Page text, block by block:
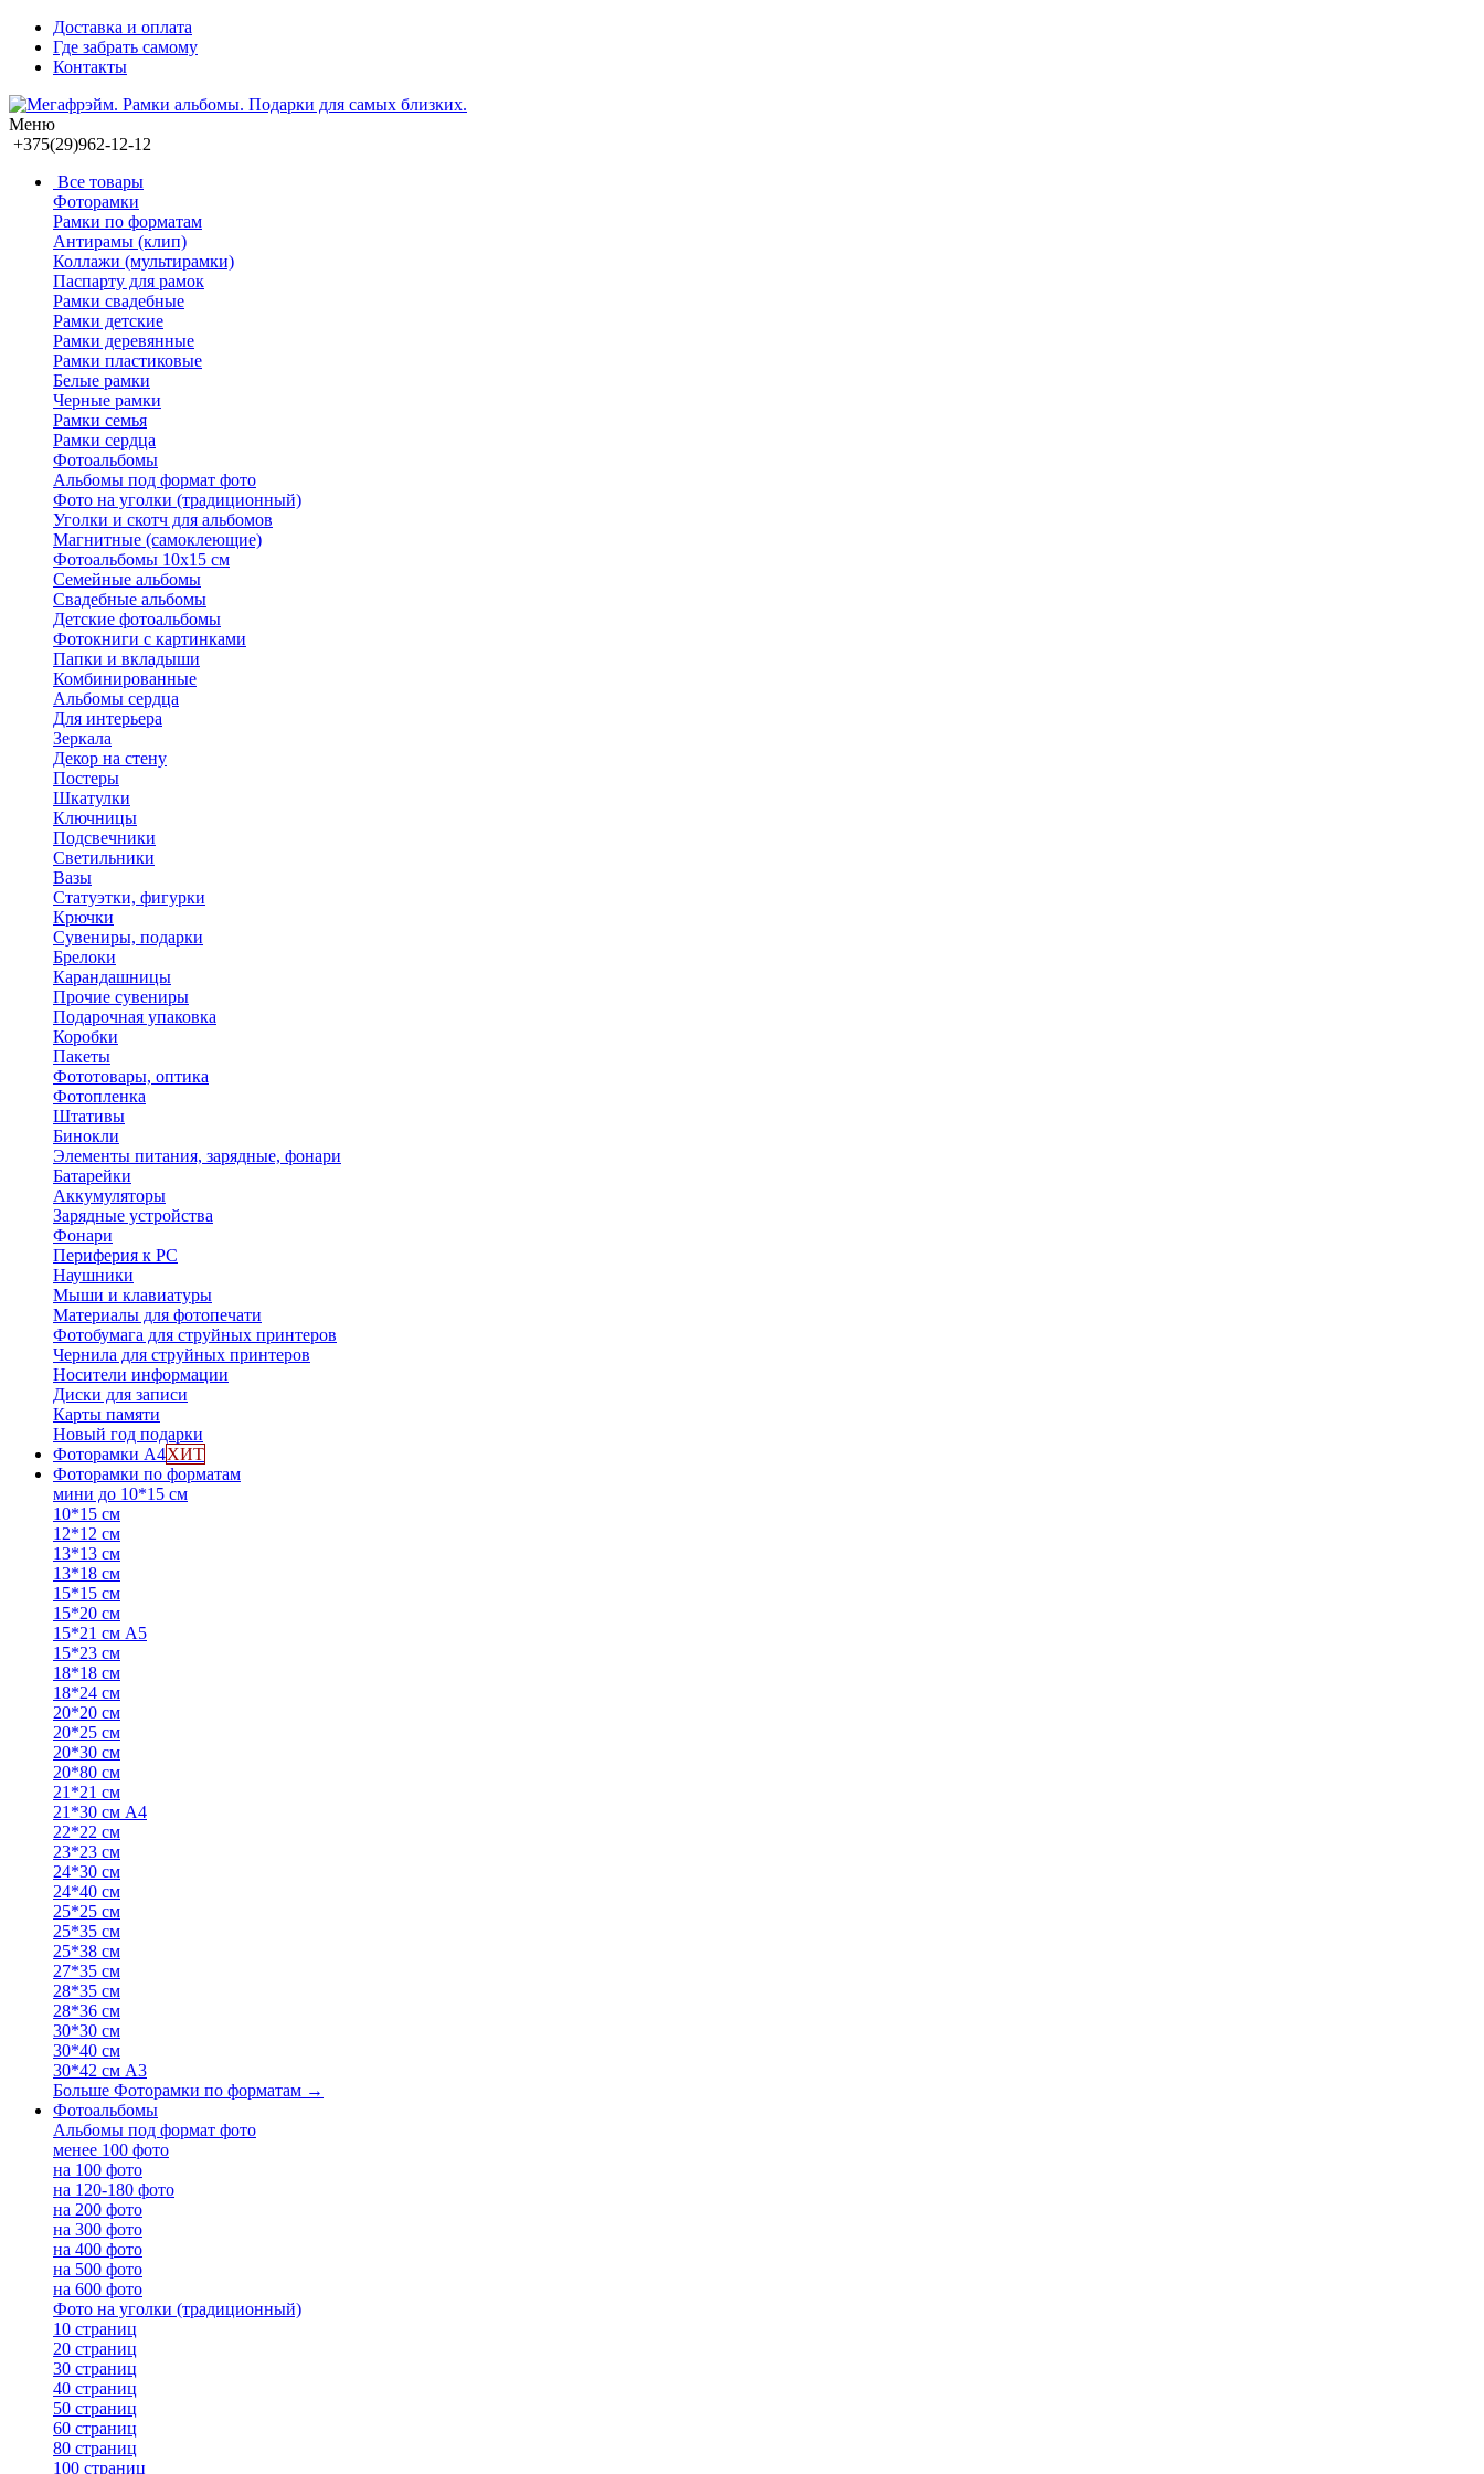
Доставка и оплата
Где забрать самому
Контакты
Меню
+375(29)962-12-12
Все товары
Фоторамки
Рамки по форматам
Антирамы (клип)
Коллажи (мультирамки)
Паспарту для рамок
Рамки свадебные
Рамки детские
Рамки деревянные
Рамки пластиковые
Белые рамки
Черные рамки
Рамки семья
Рамки сердца
Фотоальбомы
Альбомы под формат фото
Фото на уголки (традиционный)
Уголки и скотч для альбомов
Магнитные (самоклеющие)
Фотоальбомы 10х15 см
Семейные альбомы
Свадебные альбомы
Детские фотоальбомы
Фотокниги с картинками
Папки и вкладыши
Комбинированные
Альбомы сердца
Для интерьера
Зеркала
Декор на стену
Постеры
Шкатулки
Ключницы
Подсвечники
Светильники
Вазы
Статуэтки, фигурки
Крючки
Сувениры, подарки
Брелоки
Карандашницы
Прочие сувениры
Подарочная упаковка
Коробки
Пакеты
Фототовары, оптика
Фотопленка
Штативы
Бинокли
Элементы питания, зарядные, фонари
Батарейки
Аккумуляторы
Зарядные устройства
Фонари
Периферия к PC
Наушники
Мыши и клавиатуры
Материалы для фотопечати
Фотобумага для струйных принтеров
Чернила для струйных принтеров
Носители информации
Диски для записи
Карты памяти
Новый год подарки
Фоторамки А4ХИТ
Фоторамки по форматам
мини до 10*15 см
10*15 см
12*12 см
13*13 см
13*18 см
15*15 см
15*20 см
15*21 см А5
15*23 см
18*18 см
18*24 см
20*20 см
20*25 см
20*30 см
20*80 см
21*21 см
21*30 см А4
22*22 см
23*23 см
24*30 см
24*40 см
25*25 см
25*35 см
25*38 см
27*35 см
28*35 см
28*36 см
30*30 см
30*40 см
30*42 см А3
Больше Фоторамки по форматам →
Фотоальбомы
Альбомы под формат фото
менее 100 фото
на 100 фото
на 120-180 фото
на 200 фото
на 300 фото
на 400 фото
на 500 фото
на 600 фото
Фото на уголки (традиционный)
10 страниц
20 страниц
30 страниц
40 страниц
50 страниц
60 страниц
80 страниц
100 страниц